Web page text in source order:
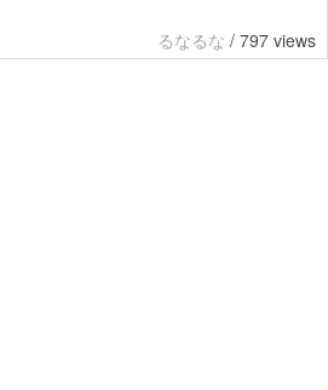
るなるな / 797 views